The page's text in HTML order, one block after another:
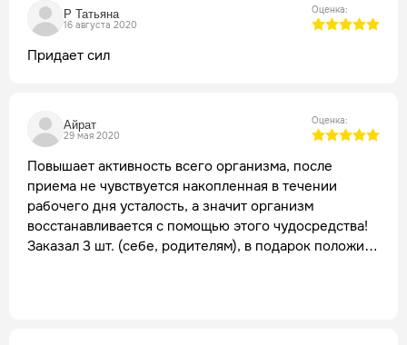
Р Татьяна
16 августа 2020
Оценка:
Придает сил
Айрат
29 мая 2020
Оценка:
Повышает активность всего организма, после
приема не чувствуется накопленная в течении
рабочего дня усталость, а значит организм
восстанавливается с помощью этого чудосредства!
Заказал 3 шт. (себе, родителям), в подарок положили